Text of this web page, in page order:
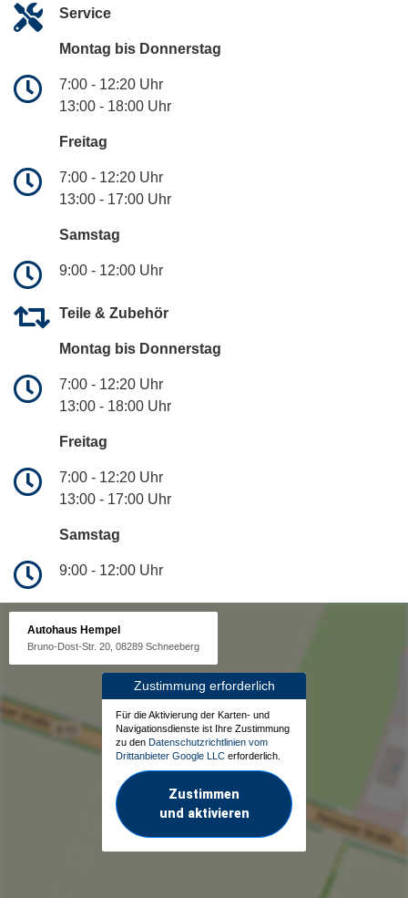
Service
Montag bis Donnerstag
7:00 - 12:20 Uhr
13:00 - 18:00 Uhr
Freitag
7:00 - 12:20 Uhr
13:00 - 17:00 Uhr
Samstag
9:00 - 12:00 Uhr
Teile & Zubehör
Montag bis Donnerstag
7:00 - 12:20 Uhr
13:00 - 18:00 Uhr
Freitag
7:00 - 12:20 Uhr
13:00 - 17:00 Uhr
Samstag
9:00 - 12:00 Uhr
Autohaus Hempel
Bruno-Dost-Str. 20, 08289 Schneeberg
Zustimmung erforderlich
Für die Aktivierung der Karten- und
Navigationsdienste ist Ihre Zustimmung
zu den Datenschutzrichtlinien vom
Drittanbieter Google LLC erforderlich.
Zustimmen
und aktivieren